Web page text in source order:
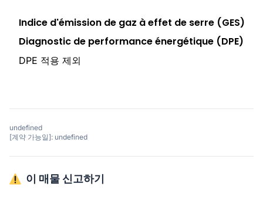
Indice d'émission de gaz à effet de serre (GES)
Diagnostic de performance énergétique (DPE)
DPE 적용 제외
undefined
[계약 가능일]: undefined
이 매물 신고하기